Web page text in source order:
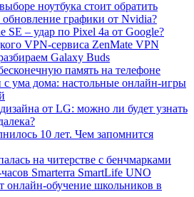
ноутбука стоит обратить
графики от Nvidia?
SE – удар по Pixel 4a от Google?
VPN-сервиса ZenMate VPN
Galaxy Buds
память на телефоне
с ума дома: настольные онлайн-игры
от LG: можно ли будет узнать
10 лет. Чем запомнится
на читерстве с бенчмарками
Smarterra SmartLife UNO
онлайн-обучение школьников в